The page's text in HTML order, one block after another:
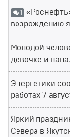
1
возрождению
Молодой
девочке и
Энергетики
работах 7
Яркий
Севера в